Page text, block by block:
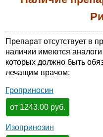
Препарат отсутствует в
наличии имеются
которых должно быть
лечащим врачом:
Гроприносин
от 1243.00 руб.
Изопринозин